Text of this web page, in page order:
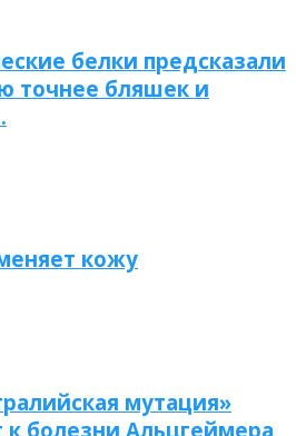
белки предсказали
точнее бляшек и
кожу
мутация»
к болезни Альцгеймера